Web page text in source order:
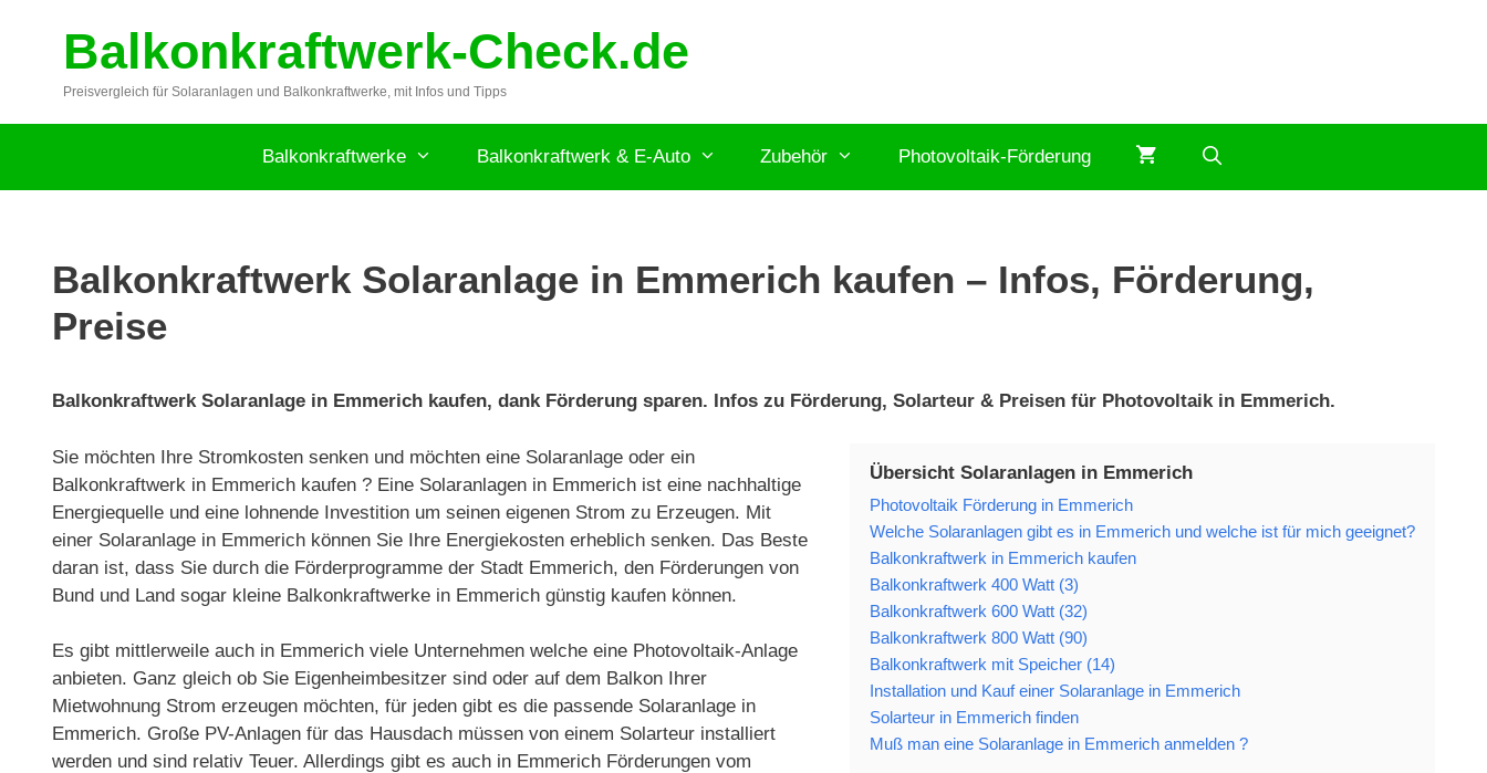
springenBalkonkraftwerk-Check.de
Preisvergleich für Solaranlagen und Balkonkraftwerke, mit Infos und Tipps
Balkonkraftwerke Balkonkraftwerk & E-Auto Zubehör Photovoltaik-Förderung
Balkonkraftwerk Solaranlage in Emmerich kaufen – Infos, Förderung,
Preise
Balkonkraftwerk Solaranlage in Emmerich kaufen, dank Förderung sparen. Infos zu Förderung, Solarteur & Preisen für Photovoltaik in Emmerich.
Übersicht Solaranlagen in Emmerich
Photovoltaik Förderung in Emmerich
Welche Solaranlagen gibt es in Emmerich und welche ist für mich geeignet?
Balkonkraftwerk in Emmerich kaufen
Balkonkraftwerk 400 Watt (3)
Balkonkraftwerk 600 Watt (32)
Balkonkraftwerk 800 Watt (90)
Balkonkraftwerk mit Speicher (14)
Installation und Kauf einer Solaranlage in Emmerich
Solarteur in Emmerich finden
Muß man eine Solaranlage in Emmerich anmelden ?
Sie möchten Ihre Stromkosten senken und möchten eine Solaranlage oder ein
Balkonkraftwerk in Emmerich kaufen ? Eine Solaranlagen in Emmerich ist eine nachhaltige
Energiequelle und eine lohnende Investition um seinen eigenen Strom zu Erzeugen. Mit
einer Solaranlage in Emmerich können Sie Ihre Energiekosten erheblich senken. Das Beste
daran ist, dass Sie durch die Förderprogramme der Stadt Emmerich, den Förderungen von
Bund und Land sogar kleine Balkonkraftwerke in Emmerich günstig kaufen können.
Es gibt mittlerweile auch in Emmerich viele Unternehmen welche eine Photovoltaik-Anlage
anbieten. Ganz gleich ob Sie Eigenheimbesitzer sind oder auf dem Balkon Ihrer
Mietwohnung Strom erzeugen möchten, für jeden gibt es die passende Solaranlage in
Emmerich. Große PV-Anlagen für das Hausdach müssen von einem Solarteur installiert
werden und sind relativ Teuer. Allerdings gibt es auch in Emmerich Förderungen vom